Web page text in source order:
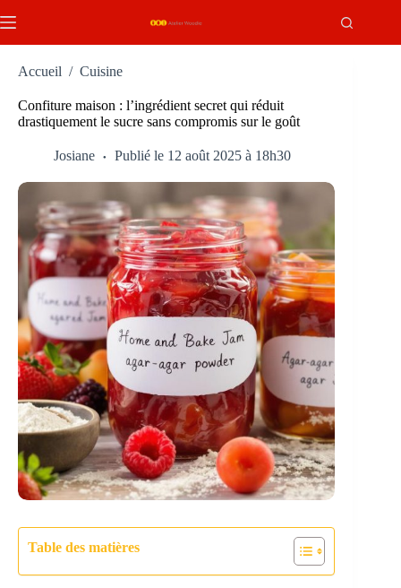
au
Accueil / Cuisine
Confiture maison : l’ingrédient secret qui réduit
drastiquement le sucre sans compromis sur le goût
Josiane Publié le 12 août 2025 à 18h30
Table des matières